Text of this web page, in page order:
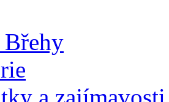
Břehy
a zajímavosti